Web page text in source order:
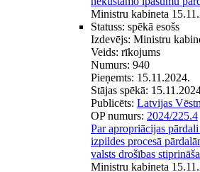
Ministru kabineta
Statuss: spēkā esošs
Izdevējs: Ministru
Veids: rīkojums
Numurs: 940
Pieņemts: 15.11.2024.
Stājas spēkā:
Publicēts: Latvijas
OP numurs: 2024/225.4
Par apropriācijas
izpildes procesā
valsts drošības
Ministru kabineta